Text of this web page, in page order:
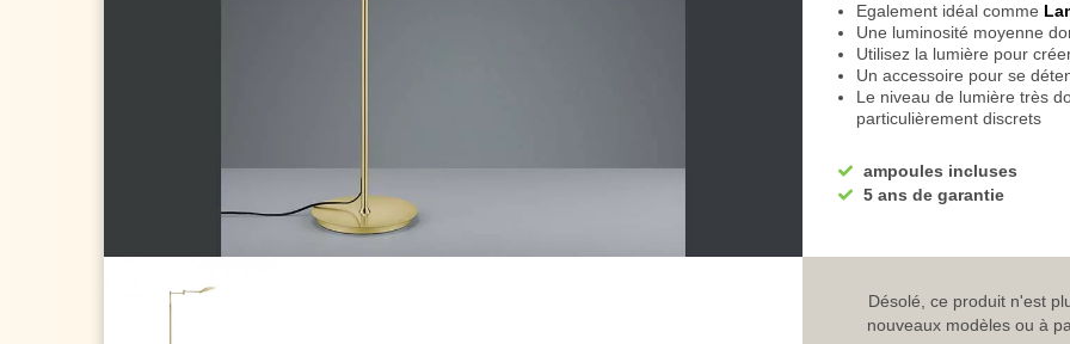
Egalement idéal comme
Une luminosité moyenne
Utilisez la lumière pour
Un accessoire pour se
Le niveau de lumière très
particulièrement discrets
Egalement idéal pour le
Etirez les quatre pattes de
Equipé d'une fonction de
se
Ce dernier a un poids
La jambe droite et
ampoules incluses
5 ans de garantie
Désolé, ce produit n'est
nouveaux modèles ou à